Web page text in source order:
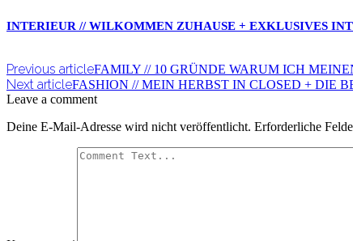
INTERIEUR // WILKOMMEN ZUHAUSE + EXKLUSIVES
Previous articleFAMILY // 10 GRÜNDE WARUM ICH
Next articleFASHION // MEIN HERBST IN CLOSED + DIE
Leave a comment
Deine E-Mail-Adresse wird nicht veröffentlicht. Erforderliche